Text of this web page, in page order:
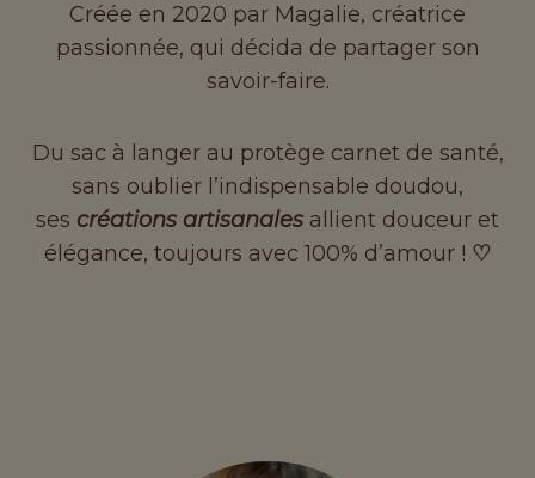
Créée en 2020 par Magalie, créatrice
passionnée, qui décida de partager son
savoir-faire.
Du sac à langer au protège carnet de santé,
sans oublier l’indispensable doudou,
ses créations artisanales allient douceur et
élégance, toujours avec 100% d’amour ! ♡